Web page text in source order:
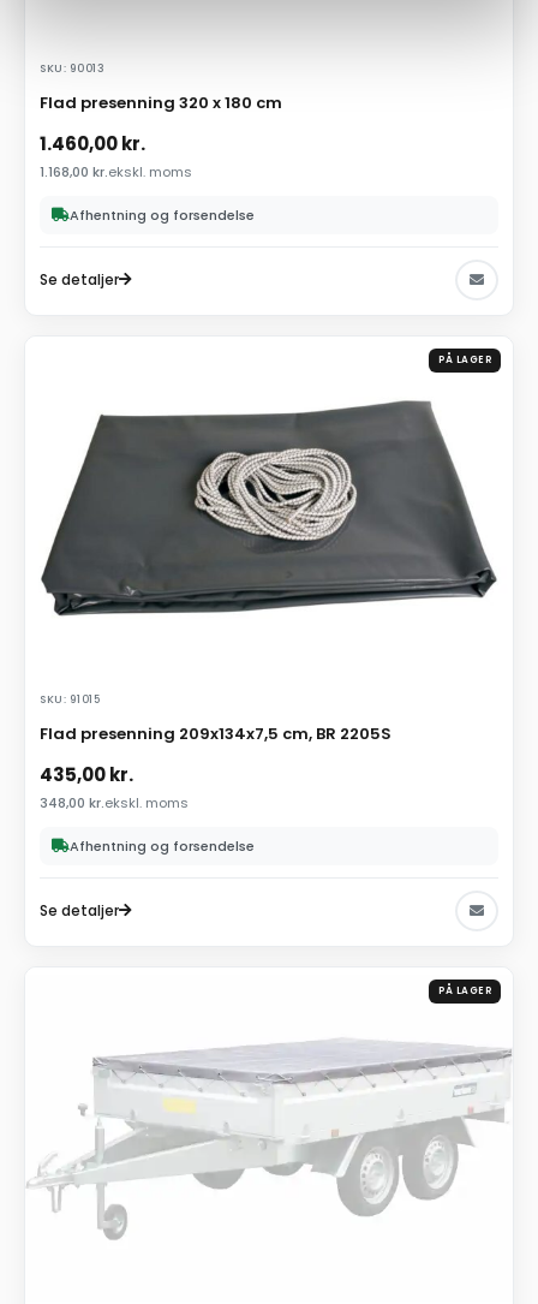
SKU: 90013
Flad presenning 320 x 180 cm
1.460,00kr.
1.168,00 kr.ekskl. moms
Afhentning og forsendelse
Se detaljer
PÅ LAGER
SKU: 91015
Flad presenning 209x134x7,5 cm, BR 2205S
435,00kr.
348,00 kr.ekskl. moms
Afhentning og forsendelse
Se detaljer
PÅ LAGER